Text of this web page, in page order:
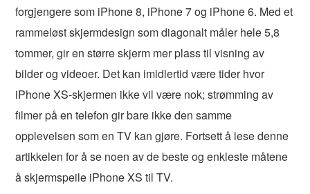
forgjengere som iPhone 8, iPhone 7 og iPhone 6. Med et
rammeløst skjermdesign som diagonalt måler hele 5,8
tommer, gir en større skjerm mer plass til visning av
bilder og videoer. Det kan imidlertid være tider hvor
iPhone XS-skjermen ikke vil være nok; strømming av
filmer på en telefon gir bare ikke den samme
opplevelsen som en TV kan gjøre. Fortsett å lese denne
artikkelen for å se noen av de beste og enkleste måtene
å skjermspeile iPhone XS til TV.